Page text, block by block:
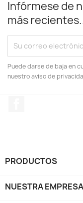
Infórmese de
más
Puede darse de baja en
nuestro aviso de
PRODUCTOS
NUESTRA EMPRESA